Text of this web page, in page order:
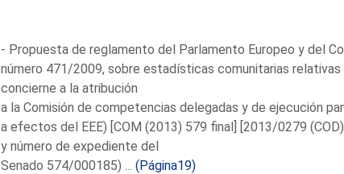
- Propuesta de reglamento del Parlamento Europeo y del
número 471/2009, sobre estadísticas comunitarias
concierne a la atribución
a la Comisión de competencias delegadas y de ejecución
a efectos del EEE) [COM (2013) 579 final] [2013/0279
y número de expediente del
Senado 574/000185) ... (Página19)